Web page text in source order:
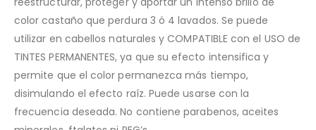
color castaño que perdura 3 ó 4 lavados. Se puede
utilizar en cabellos naturales y COMPATIBLE con el USO de
TINTES PERMANENTES, ya que su efecto intensifica y
permite que el color permanezca más tiempo,
disimulando el efecto raíz. Puede usarse con la
frecuencia deseada. No contiene parabenos, aceites